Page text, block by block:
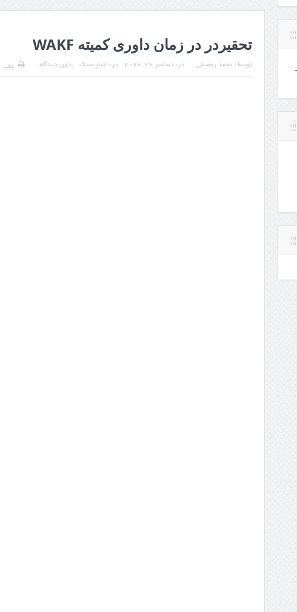
تحقیردر در زمان داوری کمیته WAKF
توسط :محمد رمضانی در:دسامبر 26, 2024 در: اخبار سبک بدون دیدگاه چاپ